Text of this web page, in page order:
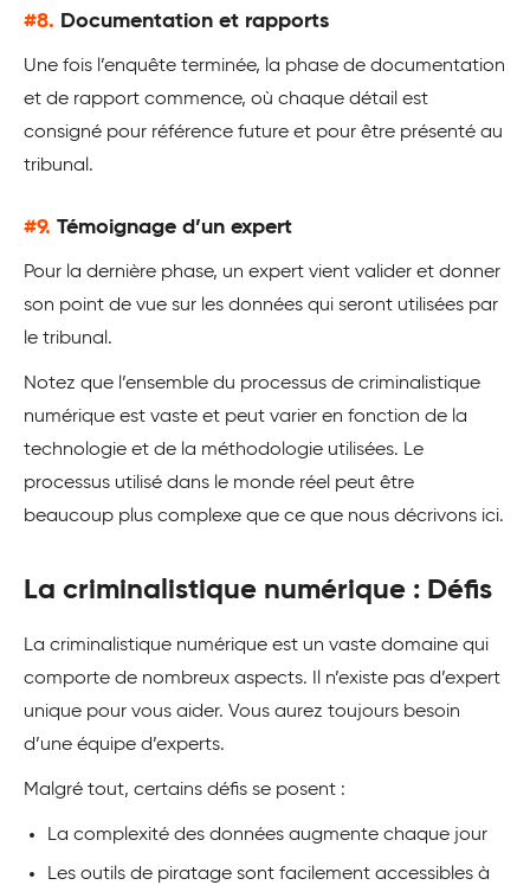
#8. Documentation et rapports
Une fois l’enquête terminée, la phase de documentation
et de rapport commence, où chaque détail est
consigné pour référence future et pour être présenté au
tribunal.
#9. Témoignage d’un expert
Pour la dernière phase, un expert vient valider et donner
son point de vue sur les données qui seront utilisées par
le tribunal.
Notez que l’ensemble du processus de criminalistique
numérique est vaste et peut varier en fonction de la
technologie et de la méthodologie utilisées. Le
processus utilisé dans le monde réel peut être
beaucoup plus complexe que ce que nous décrivons ici.
La criminalistique numérique : Défis
La criminalistique numérique est un vaste domaine qui
comporte de nombreux aspects. Il n’existe pas d’expert
unique pour vous aider. Vous aurez toujours besoin
d’une équipe d’experts.
Malgré tout, certains défis se posent :
La complexité des données augmente chaque jour
Les outils de piratage sont facilement accessibles à